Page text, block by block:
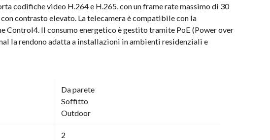
codifiche video H.264 e H.265, con un frame rate massimo di 30
contrasto elevato. La telecamera è compatibile con la
Il consumo energetico è gestito tramite PoE (Power over
la rendono adatta a installazioni in ambienti residenziali e
Da parete
Soffitto
Outdoor
2